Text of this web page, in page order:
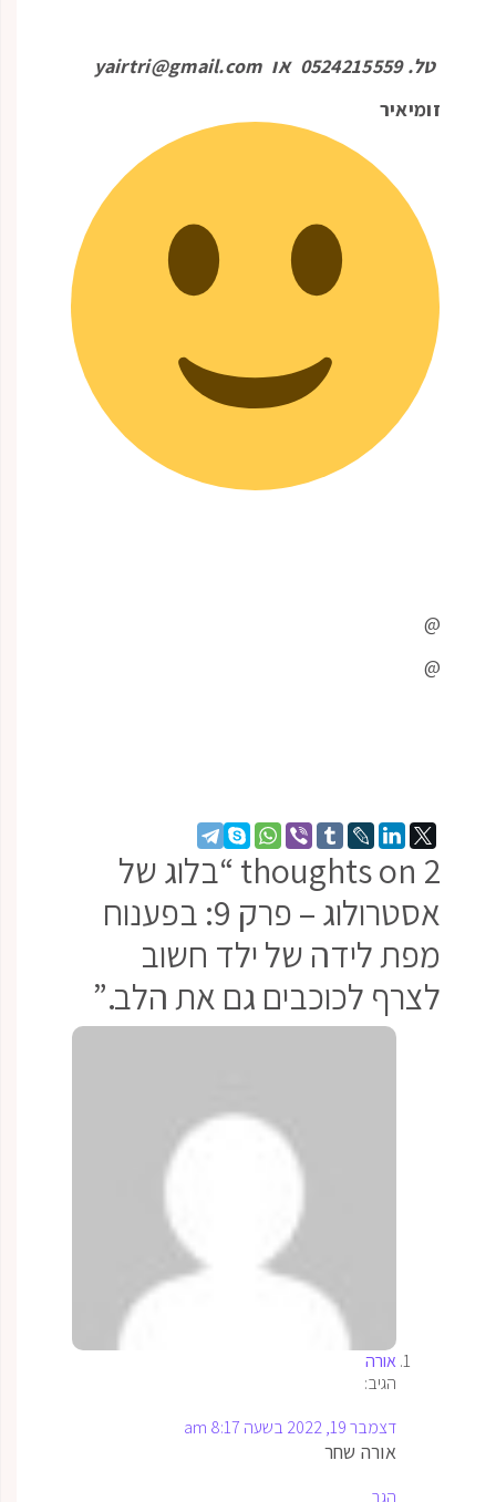
טל. 0524215559 או
yairtri@gmail.com
זומיאיר
@
@
2 thoughts on “בלוג של
אסטרולוג – פרק 9: בפענוח
מפת לידה של ילד חשוב
לצרף לכוכבים גם את הלב.”
אורה
הגיב:
דצמבר 19, 2022 בשעה 8:17 am
אורה שחר
הגב